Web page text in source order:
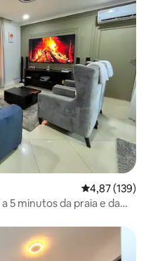
4,87 de uma
4,87 (139)
5 minutos da praia e da